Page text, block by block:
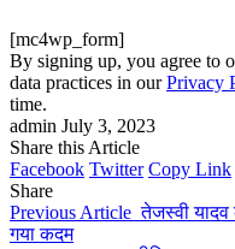
[mc4wp_form]
By signing up, you agree to
data practices in ourPrivacy
time.
admin July 3, 2023
Share this Article
Facebook Twitter Copy Link
Share
Previous Article तेजस्वी
गया कदम